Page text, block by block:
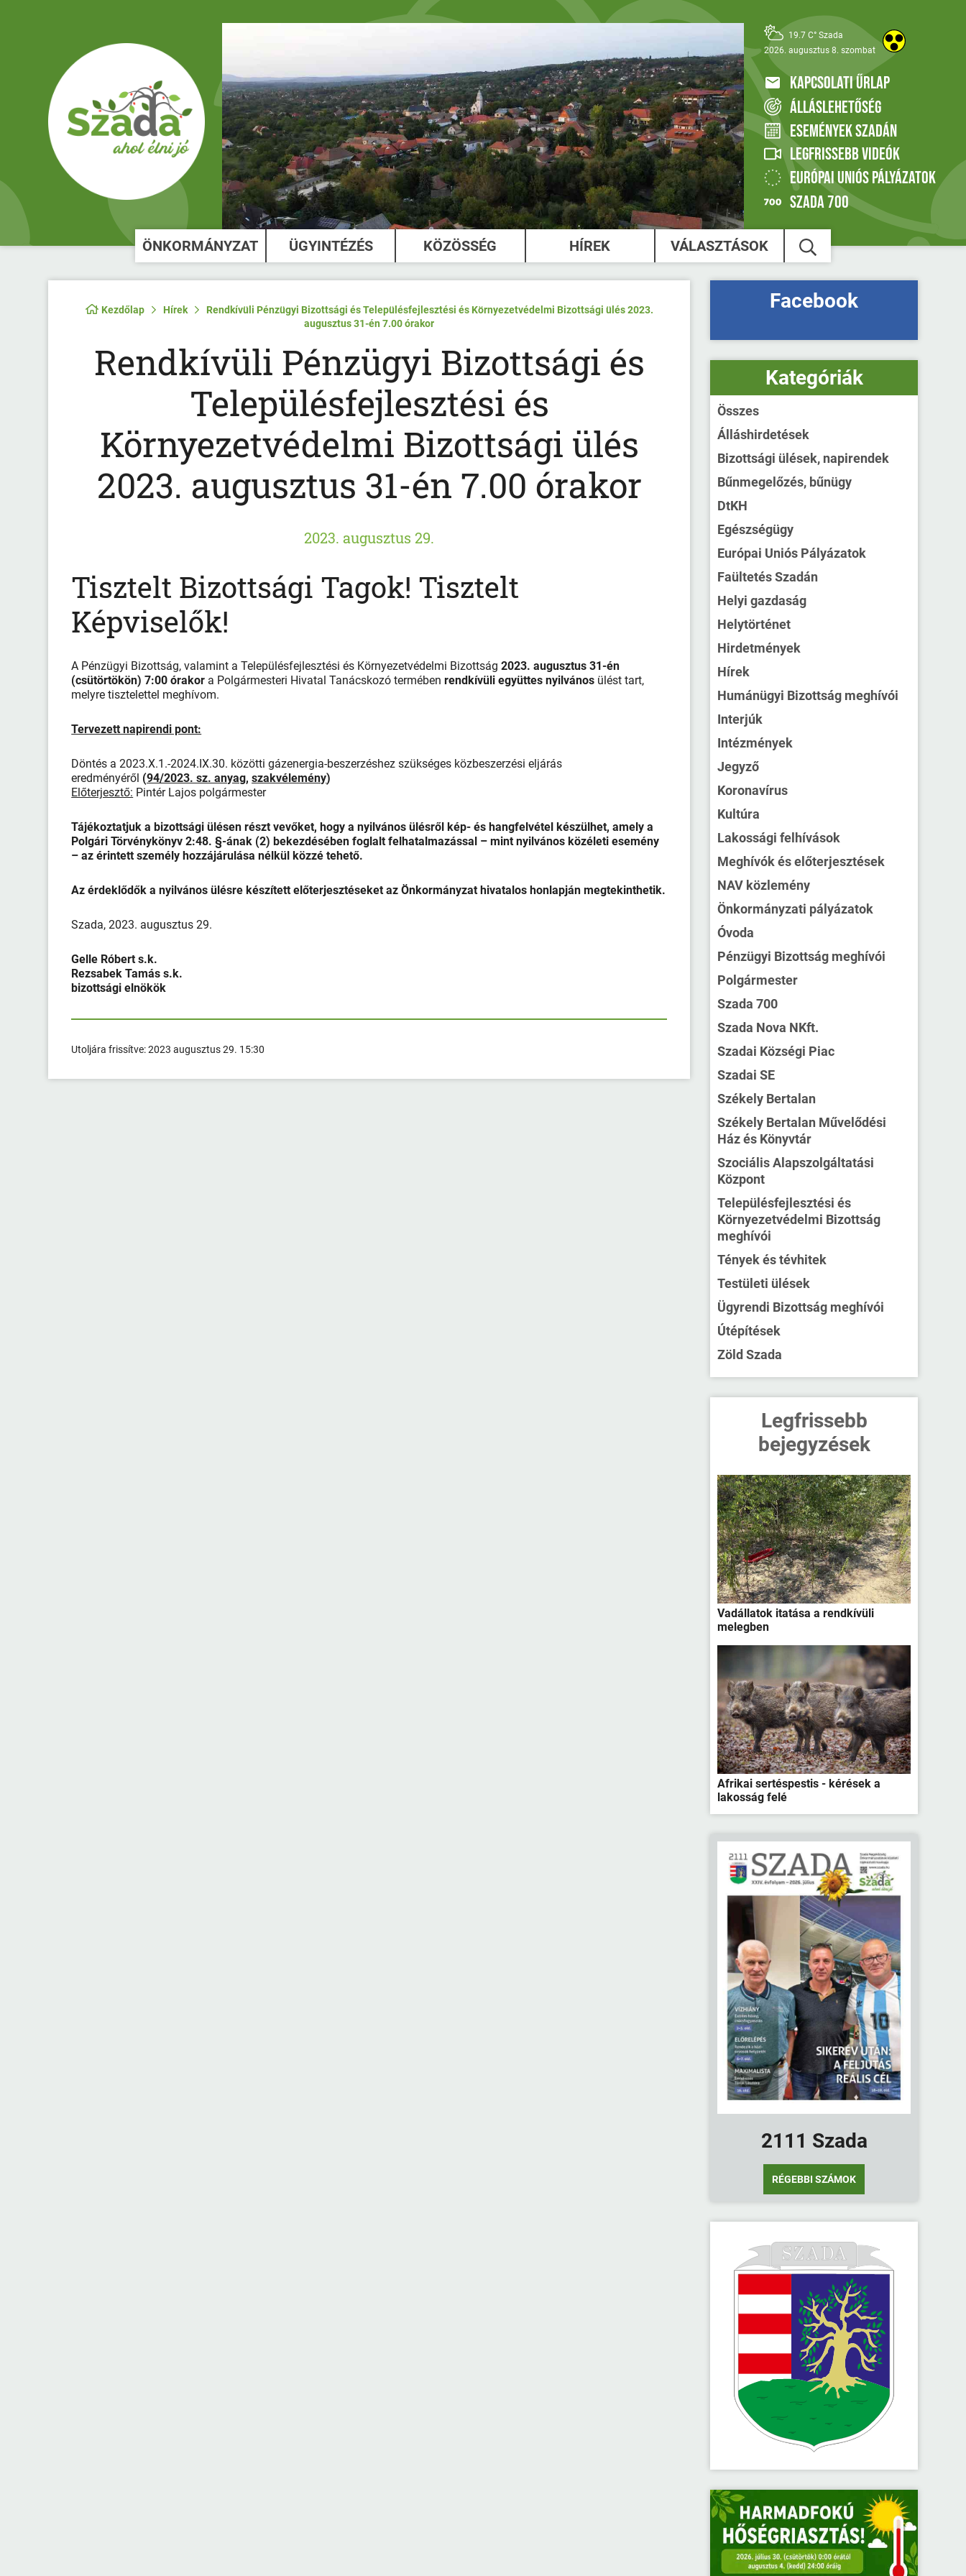
19.7 C° Szada
2026. augusztus 8. szombat
KAPCSOLATI ŰRLAP
ÁLLÁSLEHETŐSÉG
ESEMÉNYEK SZADÁN
LEGFRISSEBB VIDEÓK
EURÓPAI UNIÓS PÁLYÁZATOK
SZADA 700
ÖNKORMÁNYZAT ÜGYINTÉZÉS KÖZÖSSÉG HÍREK VÁLASZTÁSOK
Kezdőlap Hírek
Rendkívüli Pénzügyi Bizottsági és Településfejlesztési és Környezetvédelmi Bizottsági ülés 2023.
augusztus 31-én 7.00 órakor
Rendkívüli Pénzügyi Bizottsági és
Településfejlesztési és
Környezetvédelmi Bizottsági ülés
2023. augusztus 31-én 7.00 órakor
2023. augusztus 29.
Tisztelt Bizottsági Tagok! Tisztelt
Képviselők!
A Pénzügyi Bizottság, valamint a Településfejlesztési és Környezetvédelmi Bizottság2023. augusztus 31-én
(csütörtökön) 7:00 órakor a Polgármesteri Hivatal Tanácskozó termébenrendkívüli együttes nyilvános ülést tart,
melyre tisztelettel meghívom.
Tervezett napirendi pont:
Döntés a 2023.X.1.-2024.IX.30. közötti gázenergia-beszerzéshez szükséges közbeszerzési eljárás
eredményéről (94/2023. sz. anyag,szakvélemény)
Előterjesztő: Pintér Lajos polgármester
Tájékoztatjuk a bizottsági ülésen részt vevőket, hogy a nyilvános ülésről kép- és hangfelvétel készülhet, amely a
Polgári Törvénykönyv 2:48. §-ának (2) bekezdésében foglalt felhatalmazással – mint nyilvános közéleti esemény
– az érintett személy hozzájárulása nélkül közzé tehető.
Az érdeklődők a nyilvános ülésre készített előterjesztéseket az Önkormányzat hivatalos honlapján megtekinthetik.
Szada, 2023. augusztus 29.
Gelle Róbert s.k.
Rezsabek Tamás s.k.
bizottsági elnökök
Utoljára frissítve:2023 augusztus 29. 15:30
Facebook
Kategóriák
Összes
Álláshirdetések
Bizottsági ülések, napirendek
Bűnmegelőzés, bűnügy
DtKH
Egészségügy
Európai Uniós Pályázatok
Faültetés Szadán
Helyi gazdaság
Helytörténet
Hirdetmények
Hírek
Humánügyi Bizottság meghívói
Interjúk
Intézmények
Jegyző
Koronavírus
Kultúra
Lakossági felhívások
Meghívók és előterjesztések
NAV közlemény
Önkormányzati pályázatok
Óvoda
Pénzügyi Bizottság meghívói
Polgármester
Szada 700
Szada Nova NKft.
Szadai Községi Piac
Szadai SE
Székely Bertalan
Székely Bertalan Művelődési
Ház és Könyvtár
Szociális Alapszolgáltatási
Központ
Településfejlesztési és
Környezetvédelmi Bizottság
meghívói
Tények és tévhitek
Testületi ülések
Ügyrendi Bizottság meghívói
Útépítések
Zöld Szada
Legfrissebb
bejegyzések
Vadállatok itatása a rendkívüli
melegben
Afrikai sertéspestis - kérések a
lakosság felé
2111 Szada
RÉGEBBI SZÁMOK